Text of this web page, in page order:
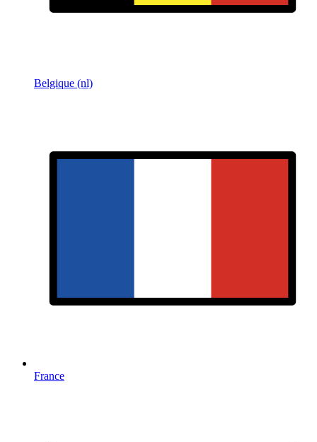
Belgique (nl)
France